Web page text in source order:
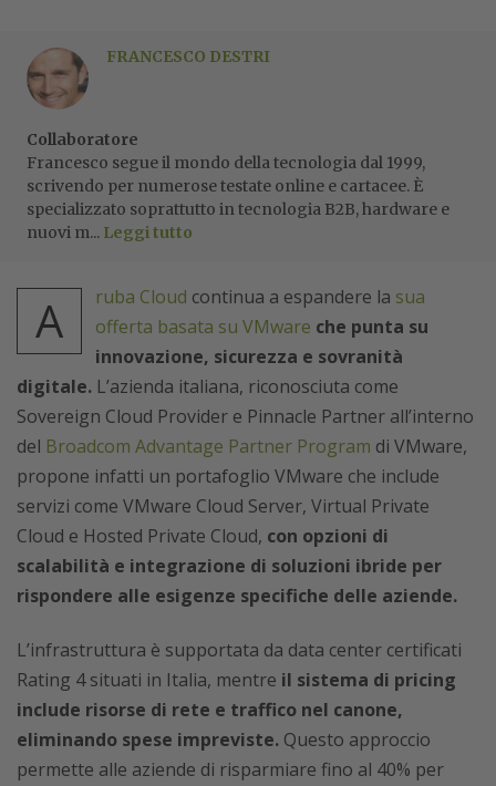
FRANCESCO DESTRI
Collaboratore
Francesco segue il mondo della tecnologia dal 1999,
scrivendo per numerose testate online e cartacee. È
specializzato soprattutto in tecnologia B2B, hardware e
nuovi m... Leggi tutto
A ruba Cloud continua a espandere la sua
offerta basata su VMware che punta su
innovazione, sicurezza e sovranità
digitale. L’azienda italiana, riconosciuta come
Sovereign Cloud Provider e Pinnacle Partner all’interno
del Broadcom Advantage Partner Program di VMware,
propone infatti un portafoglio VMware che include
servizi come VMware Cloud Server, Virtual Private
Cloud e Hosted Private Cloud, con opzioni di
scalabilità e integrazione di soluzioni ibride per
rispondere alle esigenze specifiche delle aziende.
L’infrastruttura è supportata da data center certificati
Rating 4 situati in Italia, mentre il sistema di pricing
include risorse di rete e traffico nel canone,
eliminando spese impreviste. Questo approccio
permette alle aziende di risparmiare fino al 40% per